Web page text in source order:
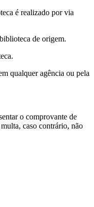
é realizado por via
de origem.
qualquer agência ou pela
o comprovante de
caso contrário, não